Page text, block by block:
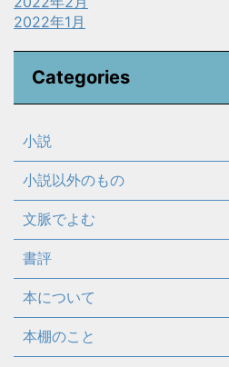
2022年1月
Categories
小説
小説以外のもの
文脈でよむ
書評
本について
本棚のこと